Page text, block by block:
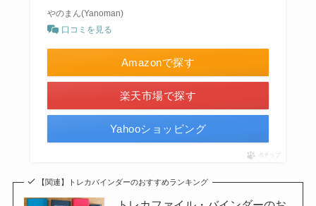
やのまん(Yanoman)
口コミを見る
Amazonで探す
楽天市場で探す
Yahooショッピング
ポチップ
【関連】トレカバインダーのおすすめランキング